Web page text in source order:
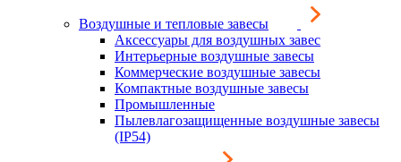
Воздушные и тепловые завесы
Аксессуары для воздушных завес
Интерьерные воздушные завесы
Коммерческие воздушные завесы
Компактные воздушные завесы
Промышленные
Пылевлагозащищенные воздушные завесы
(IP54)